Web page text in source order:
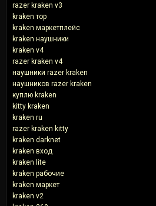
razer kraken v3
kraken тор
kraken маркетплейс
kraken наушники
kraken v4
razer kraken v4
наушники razer kraken
наушников razer kraken
куплю kraken
kitty kraken
kraken ru
razer kraken kitty
kraken darknet
kraken вход
kraken lite
kraken рабочие
kraken маркет
kraken v2